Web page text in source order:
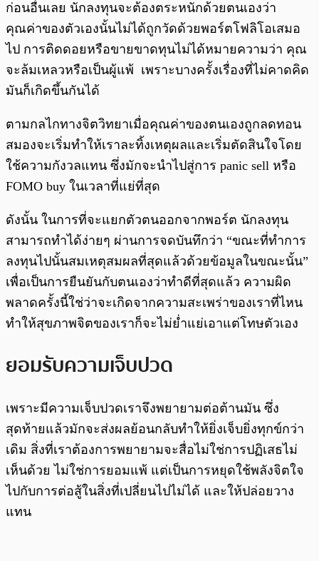
ก่อนอื่นเลย นักลงทุนจะต้องตระหนักด้วยตนเองว่า
คุณค่าของตัวเองนั้นไม่ได้ถูกวัดด้วยพอร์ตโฟลิโอเสมอ
ไป การติดดอยหรือขายขาดทุนไม่ได้หมายความว่า คุณ
จะล้มเหลวหรือเป็นผู้แพ้ เพราะบางครั้งเรื่องที่ไม่คาดคิด
มันก็เกิดขึ้นกันได้
ตามกลไกทางจิตวิทยาเมื่อคุณค่าของตนเองถูกลดทอน
สมองจะเริ่มทำให้เราละทิ้งเหตุผลและเริ่มตัดสินใจโดย
ใช้ความกังวลแทน ซึ่งมักจะนำไปสู่การ panic sell หรือ
FOMO buy ในเวลาที่แย่ที่สุด
ดังนั้น ในการที่จะแยกตัวตนออกจากพอร์ต นักลงทุน
สามารถทำได้ง่ายๆ ผ่านการจดบันทึกว่า “ขณะที่ทำการ
ลงทุนไปนั้นสมเหตุสมผลที่สุดแล้วด้วยข้อมูลในขณะนั้น”
เพื่อเป็นการยืนยันกับตนเองว่าทำดีที่สุดแล้ว ความผิด
พลาดครั้งนี้ใช่ว่าจะเกิดจากความสะเพร่าของเราที่ไหน
ทำให้สุขภาพจิตของเราก็จะไม่ย่ำแย่เอาแต่โทษตัวเอง
ยอมรับความเจ็บปวด
เพราะมีความเจ็บปวดเราจึงพยายามต่อต้านมัน ซึ่ง
สุดท้ายแล้วมักจะส่งผลย้อนกลับทำให้ยิ่งเจ็บยิ่งทุกข์กว่า
เดิม สิ่งที่เราต้องการพยายามจะสื่อไม่ใช่การปฏิเสธไม่
เห็นด้วย ไม่ใช่การยอมแพ้ แต่เป็นการหยุดใช้พลังจิตใจ
ไปกับการต่อสู้ในสิ่งที่เปลี่ยนไปไม่ได้ และให้ปล่อยวาง
แทน